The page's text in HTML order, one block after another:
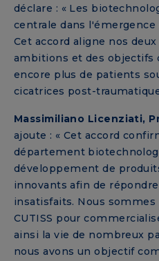
déclare : « Les
centrale dans
Cet accord aligne nos
ambitions et des objectifs
encore plus de patients
cicatrices post-
Massimiliano Licenziati,
ajoute : « Cet accord
département
développement de
innovants afin de
insatisfaits. Nous sommes
CUTISS pour
ainsi la vie de nombreux
nous avons un objectif